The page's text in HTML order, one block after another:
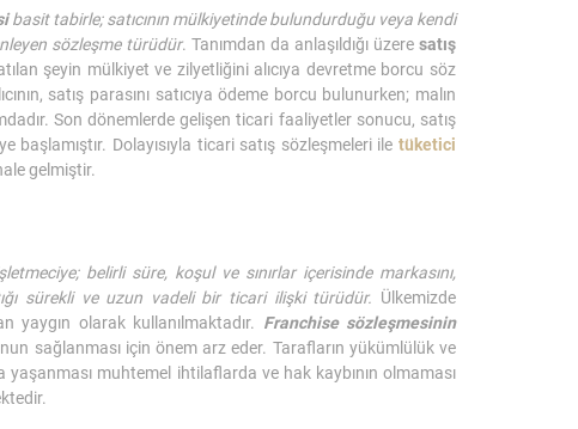
basit tabirle; satıcının mülkiyetinde bulundurduğu veya kendi
sözleşme türüdür. Tanımdan da anlaşıldığı üzere satış
şeyin mülkiyet ve zilyetliğini alıcıya devretme borcu söz
satış parasını satıcıya ödeme borcu bulunurken; malın
Son dönemlerde gelişen ticari faaliyetler sonucu, satış
Dolayısıyla ticari satış sözleşmeleri ile tüketici
gelmiştir.
belirli süre, koşul ve sınırlar içerisinde markasını,
sürekli ve uzun vadeli bir ticari ilişki türüdür.
Ülkemizde
olarak kullanılmaktadır. Franchise sözleşmesinin
sağlanması için önem arz eder. Tarafların yükümlülük ve
muhtemel ihtilaflarda ve hak kaybının olmaması